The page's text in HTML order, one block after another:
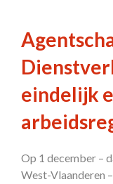
eindelijk
Op 1 december –
West-Vlaanderen